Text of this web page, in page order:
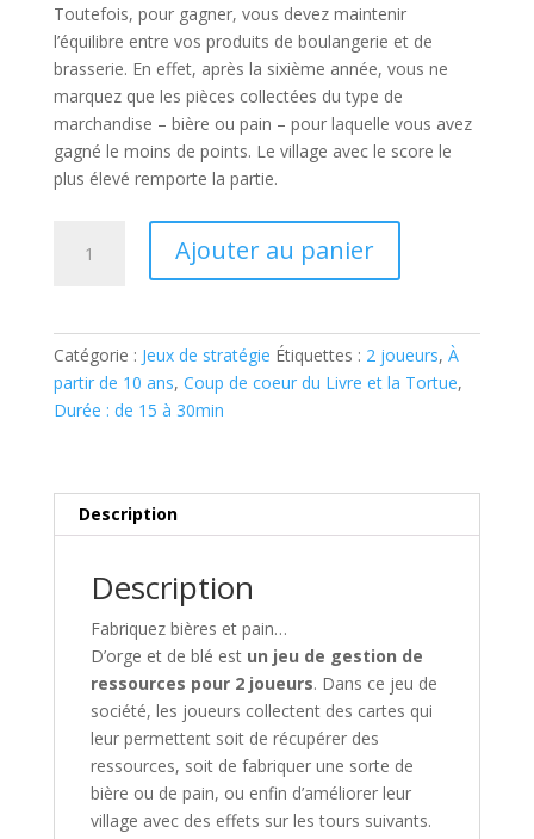
Toutefois, pour gagner, vous devez maintenir
l’équilibre entre vos produits de boulangerie et de
brasserie. En effet, après la sixième année, vous ne
marquez que les pièces collectées du type de
marchandise – bière ou pain – pour laquelle vous avez
gagné le moins de points. Le village avec le score le
plus élevé remporte la partie.
Ajouter au panier
Catégorie : Jeux de stratégie Étiquettes : 2 joueurs, À
partir de 10 ans, Coup de coeur du Livre et la Tortue,
Durée : de 15 à 30min
Description
Description
Fabriquez bières et pain…
D’orge et de blé est un jeu de gestion de
ressources pour 2 joueurs. Dans ce jeu de
société, les joueurs collectent des cartes qui
leur permettent soit de récupérer des
ressources, soit de fabriquer une sorte de
bière ou de pain, ou enfin d’améliorer leur
village avec des effets sur les tours suivants.